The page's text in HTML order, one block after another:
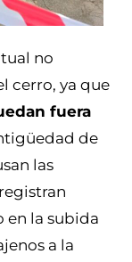
no
cerro, ya que
fuera
de
las
la subida
a la